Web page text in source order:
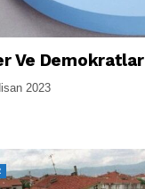
Ve Demokratlar
2023